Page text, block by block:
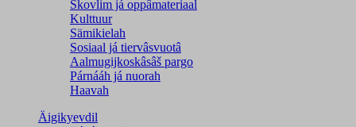
Škovlim já oppâmateriaal
Kulttuur
Sämikielah
Sosiaal já tiervâsvuotâ
Aalmugijkoskâsâš pargo
Párnááh já nuorah
Haavah
Äigikyevdil